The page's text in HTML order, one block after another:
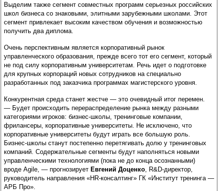
Выделим также сегмент совместных программ серьезных российских
школ бизнеса со знаковыми, элитными зарубежными школами. Этот
сегмент привлекает высоким качеством обучения и возможностью
получить два диплома.
Очень перспективным является корпоративный рынок
управленческого образования, прежде всего тот его сегмент, который
не под силу корпоративным университетам. Речь идет о подготовке
для крупных корпораций новых сотрудников на специально
разработанных под заказчика программах магистерского уровня.
Конкурентная среда станет жестче — это очевидный итог перемен.
— Будет происходить перераспределение рынка между разными
категориями игроков: бизнес-школы, тренинговые компании,
фрилансеры, корпоративные университеты. Не исключено, что
корпоративные университеты будут играть все большую роль.
Бизнес-школы станут постепенно перетягивать долю у тренинговых
компаний. Содержательные сегменты будут наполняться новыми
управленческими технологиями (пока не до конца осознанными)
вроде Agile, — прогнозирует Евгений Доценко , R&D-директор,
руководитель направления «HR-консалтинг» ГК «Институт тренинга —
АРБ Про».